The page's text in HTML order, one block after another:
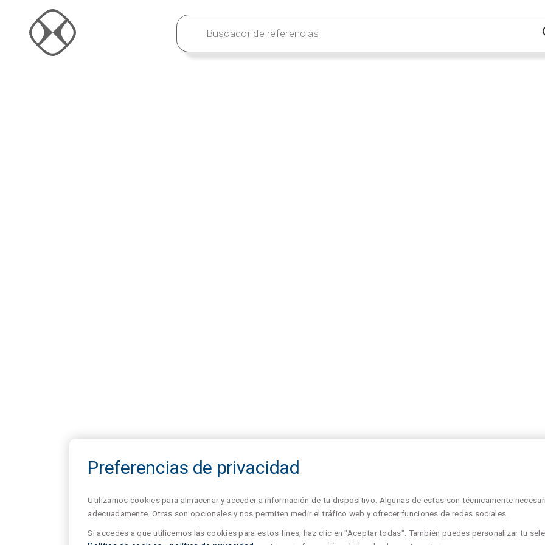
Preferencias de privacidad
Utilizamos cookies para almacenar y acceder a información de tu dispositivo. Algunas de estas son técnicamente
adecuadamente. Otras son opcionales y nos permiten medir el tráfico web y ofrecer funciones de redes sociales.
Si accedes a que utilicemos las cookies para estos fines, haz clic en "Aceptar todas". También puedes personalizar tu